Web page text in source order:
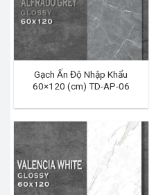
Gạch Ấn Độ Nhập Khẩu
60×120 (cm) TD-AP-06